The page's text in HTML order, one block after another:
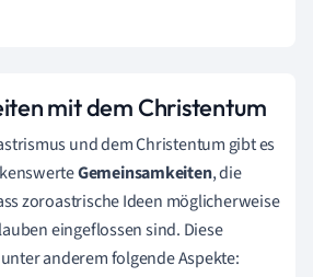
mit dem Christentum
und dem Christentum gibt es
Gemeinsamkeiten, die
zoroastrische Ideen möglicherweise
eingeflossen sind. Diese
anderem folgende Aspekte: